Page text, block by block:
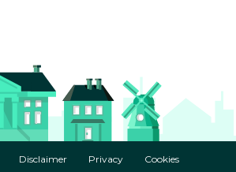
Disclaimer Privacy Cookies